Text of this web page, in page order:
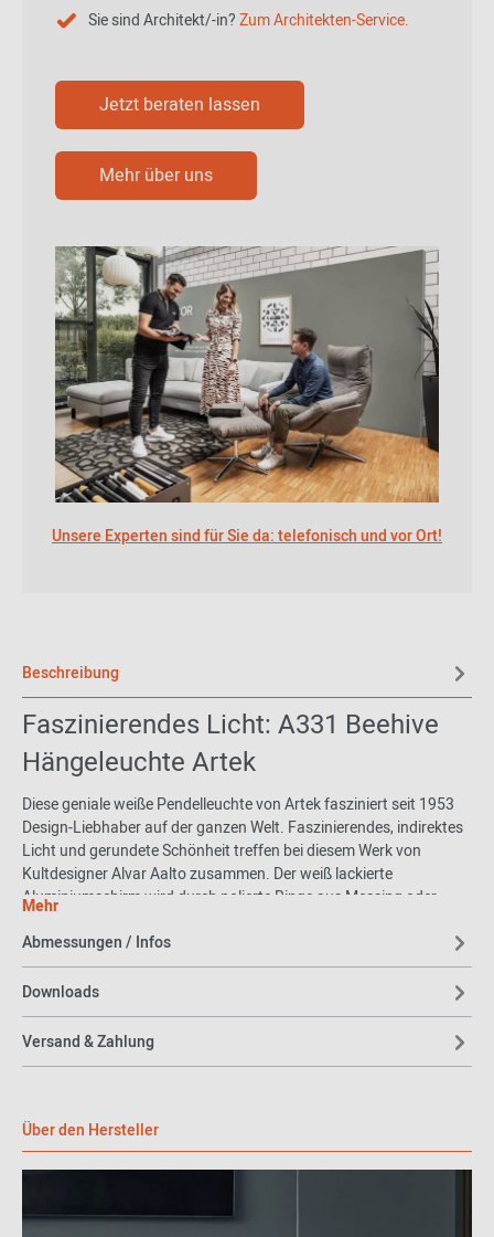
Sie sind Architekt/-in?Zum Architekten-Service.
Jetzt beraten lassen
Mehr über uns
Unsere Experten sind für Sie da: telefonisch und vor Ort!
Beschreibung
Faszinierendes Licht: A331 Beehive
Hängeleuchte Artek
Diese geniale weiße Pendelleuchte von Artek fasziniert seit 1953
Design-Liebhaber auf der ganzen Welt. Faszinierendes, indirektes
Licht und gerundete Schönheit treffen bei diesem Werk von
Kultdesigner Alvar Aalto zusammen. Der weiß lackierte
Aluminiumschirm wird durch polierte Ringe aus Messing oder
Design-Klassiker Beehive in schwarzer Farbe herausgebracht –
zum Entzücken der Alvar-Aalto–Fans auf der ganzen Welt. Wie
richtig diese Entscheidung war, zeigt sich im Ergebnis: Der
schwarze Aluminiumschirm und die messingfarbenen Ringe
machen aus der Pendelleuchte ein gänzlich neues Werk auf
Genialer Vorreiter im Möbelbau:
Mehr
Abmessungen / Infos
Downloads
Versand & Zahlung
Über den Hersteller